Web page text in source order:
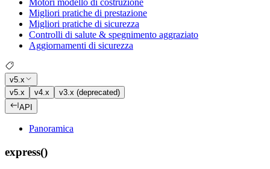
Migliori pratiche di prestazione
Migliori pratiche di sicurezza
Controlli di salute & spegnimento aggraziato
Aggiornamenti di sicurezza
v5.x
v5.x
v4.x
v3.x (deprecated)
API
Panoramica
express()